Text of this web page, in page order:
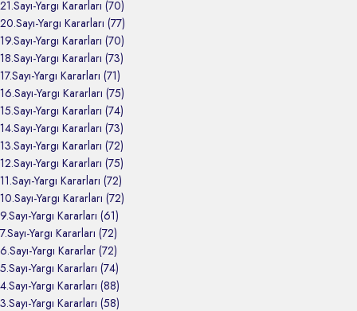
21.Sayı-Yargı Kararları (70)
20.Sayı-Yargı Kararları (77)
19.Sayı-Yargı Kararları (70)
18.Sayı-Yargı Kararları (73)
17.Sayı-Yargı Kararları (71)
16.Sayı-Yargı Kararları (75)
15.Sayı-Yargı Kararları (74)
14.Sayı-Yargı Kararları (73)
13.Sayı-Yargı Kararları (72)
12.Sayı-Yargı Kararları (75)
11.Sayı-Yargı Kararları (72)
10.Sayı-Yargı Kararları (72)
9.Sayı-Yargı Kararları (61)
7.Sayı-Yargı Kararları (72)
6.Sayı-Yargı Kararlar (72)
5.Sayı-Yargı Kararları (74)
4.Sayı-Yargı Kararları (88)
3.Sayı-Yargı Kararları (58)